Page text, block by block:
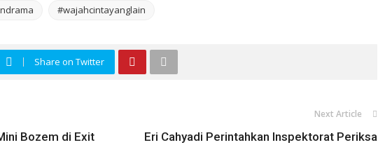
#wajahcintayanglain
Share on Twitter
Bozem di Exit
Next Article
Eri Cahyadi Perintahkan Inspektorat Periksa